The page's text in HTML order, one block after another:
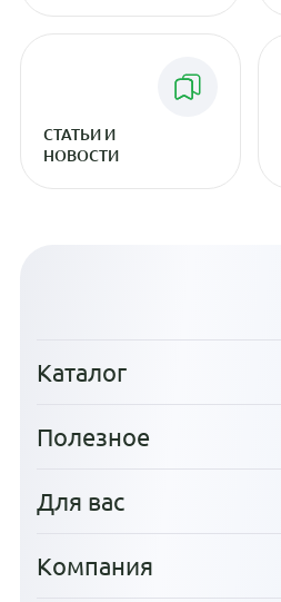
СТАТЬИ И
НОВОСТИ
Каталог
Полезное
Для вас
Компания